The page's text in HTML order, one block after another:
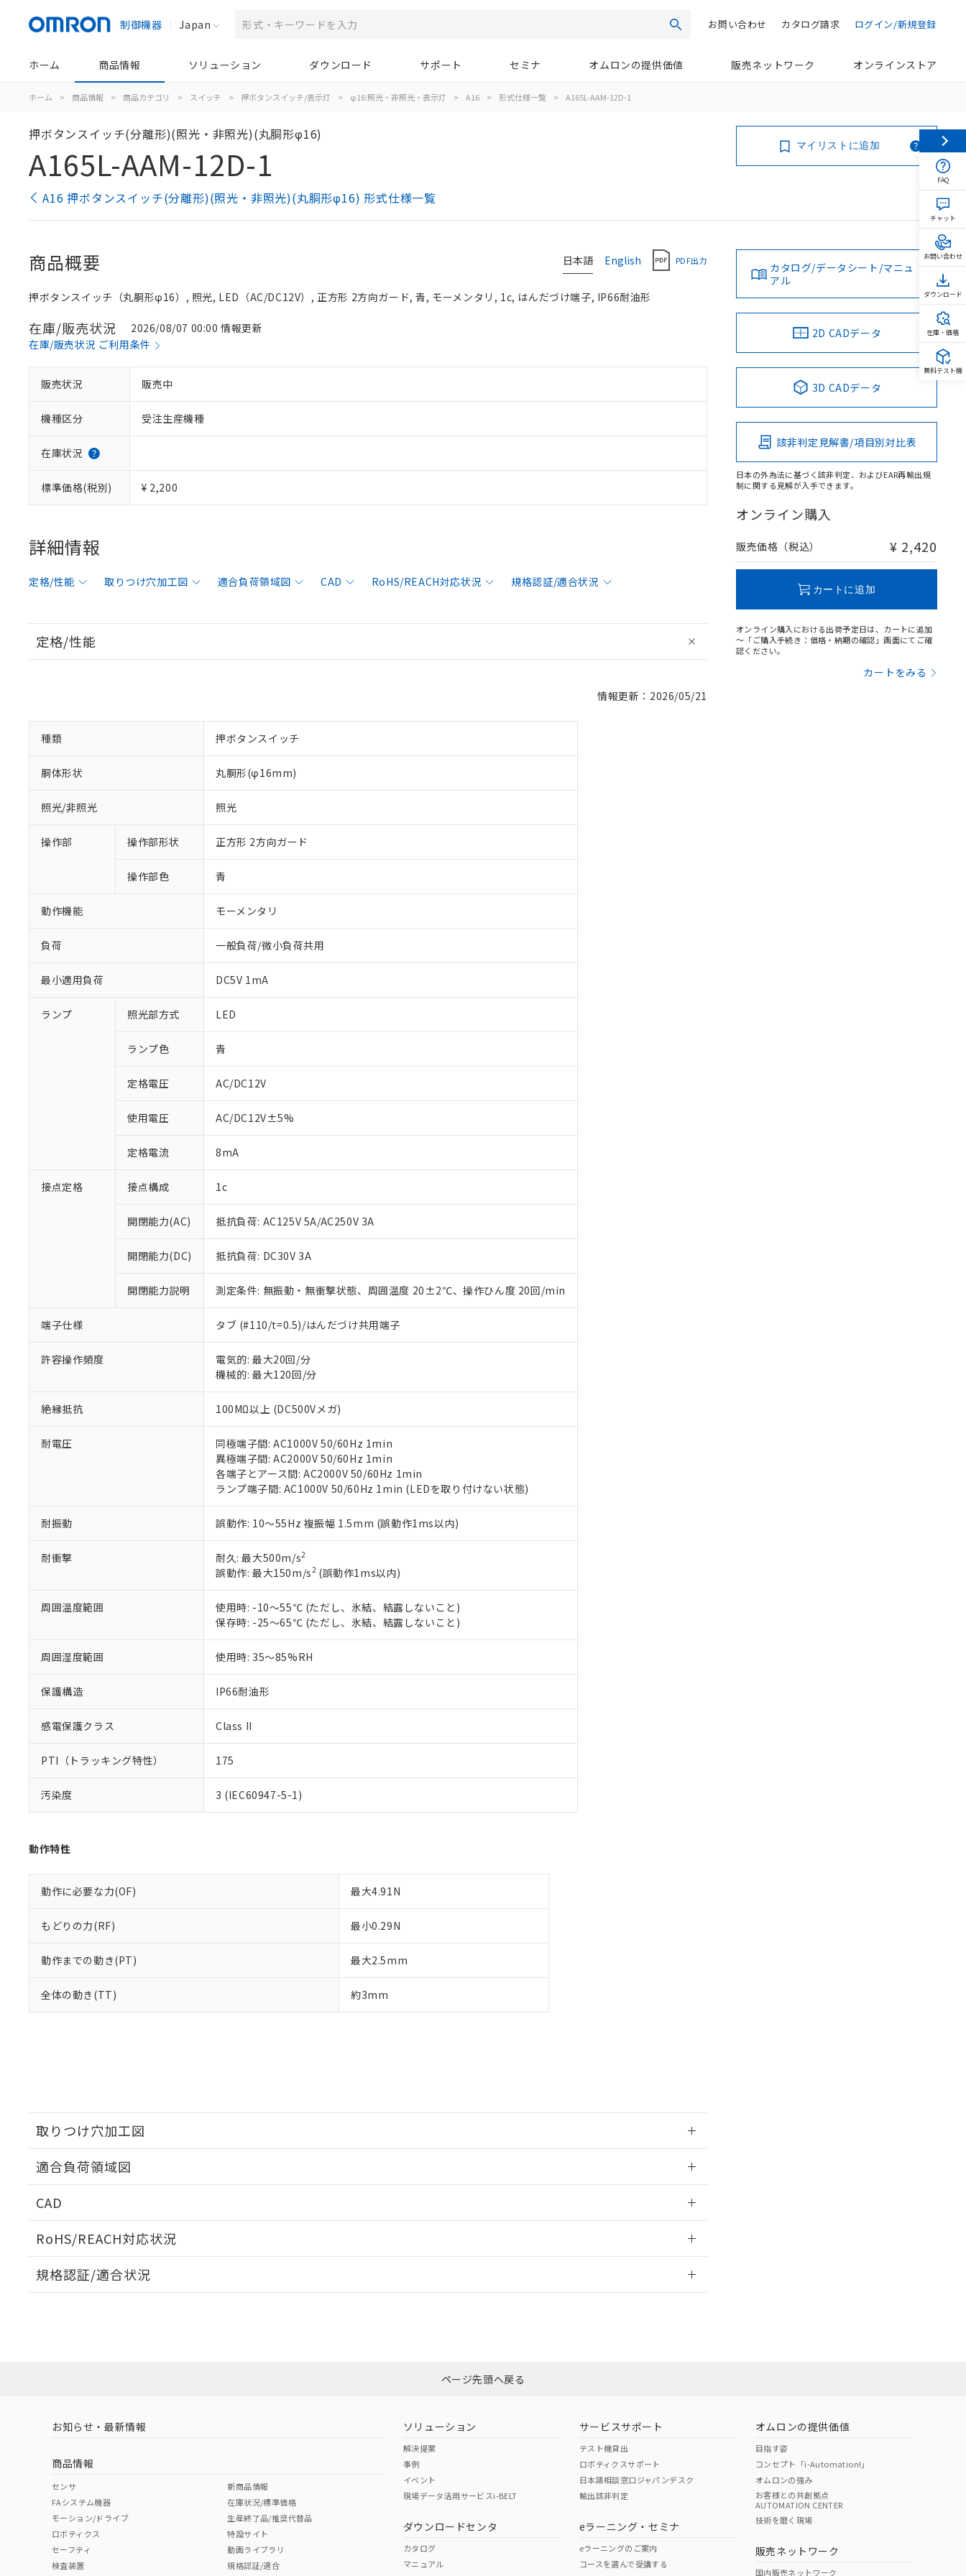
制御機器 Japan 検索 ログイン/新規登録
カタログ請求
お問い合わせ
ホーム 商品情報 ソリューション ダウンロード サポート セミナ オムロンの提供価値 販売ネットワーク オンラインストア
ホーム > 商品情報 > 商品カテゴリ > スイッチ > 押ボタンスイッチ/表示灯 > φ16:照光・非照光・表示灯 > A16 > 形式仕様一覧 > A165L-AAM-12D-1
押ボタンスイッチ(分離形)(照光・非照光)(丸胴形φ16)
A165L-AAM-12D-1
A16 押ボタンスイッチ(分離形)(照光・非照光)(丸胴形φ16) 形式仕様一覧
マイリストに追加
日本語 English PDF出力
商品概要
押ボタンスイッチ（丸胴形φ16）, 照光, LED（AC/DC12V）, 正方形 2方向ガード, 青, モーメンタリ, 1c, はんだづけ端子, IP66耐油形
在庫/販売状況
2026/08/07 00:00 情報更新
在庫/販売状況 ご利用条件
販売状況 販売中
機種区分 受注生産機種
在庫状況
標準価格(税別) ¥ 2,200
詳細情報
定格/性能 取りつけ穴加工図 適合負荷領域図 CAD RoHS/REACH対応状況 規格認証/適合状況
定格/性能
情報更新：2026/05/21
種類 押ボタンスイッチ
胴体形状 丸胴形(φ16mm)
照光/非照光 照光
操作部 操作部形状 正方形 2方向ガード
操作部色 青
動作機能 モーメンタリ
負荷 一般負荷/微小負荷共用
最小適用負荷 DC5V 1mA
ランプ 照光部方式 LED
ランプ色 青
定格電圧 AC/DC12V
使用電圧 AC/DC12V±5%
定格電流 8mA
接点定格 接点構成 1c
開閉能力(AC) 抵抗負荷: AC125V 5A/AC250V 3A
開閉能力(DC) 抵抗負荷: DC30V 3A
開閉能力説明 測定条件: 無振動・無衝撃状態、周囲温度 20±2℃、操作ひん度 20回/min
端子仕様 タブ (#110/t=0.5)/はんだづけ共用端子
許容操作頻度
電気的: 最大20回/分
機械的: 最大120回/分
絶縁抵抗 100MΩ以上 (DC500Vメガ)
耐電圧
同極端子間: AC1000V 50/60Hz 1min
異極端子間: AC2000V 50/60Hz 1min
各端子とアース間: AC2000V 50/60Hz 1min
ランプ端子間: AC1000V 50/60Hz 1min (LEDを取り付けない状態)
耐振動 誤動作: 10～55Hz 複振幅 1.5mm (誤動作1ms以内)
耐衝撃 耐久: 最大500m/s2
誤動作: 最大150m/s2(誤動作1ms以内)
周囲温度範囲
使用時: -10～55℃ (ただし、氷結、結露しないこと)
保存時: -25～65℃ (ただし、氷結、結露しないこと)
周囲湿度範囲 使用時: 35～85%RH
保護構造 IP66耐油形
感電保護クラス Class II
PTI（トラッキング特性） 175
汚染度 3 (IEC60947-5-1)
動作特性
動作に必要な力(OF) 最大4.91N
もどりの力(RF) 最小0.29N
動作までの動き(PT) 最大2.5mm
全体の動き(TT) 約3mm
取りつけ穴加工図
適合負荷領域図
CAD
RoHS/REACH対応状況
EU RoHS 注意事項・凡例
ダウンロードはこちら
中国 RoHS 注意事項・凡例
中国 RoHS表
Pb Hg Cr(VI)
O O
規格認証/適合状況
（イギリス
（ノルウェー
（日本
（アメリカ
この製品の規格認証/適合状況ページへ
その他の認証はこちらのページからご検索ください
カタログ/データシート/マニュ
アル
2D CADデータ
3D CADデータ
該非判定見解書/項目別対比表
日本の外為法に基づく該非判定、およびEAR再輸出規
制に関する見解が入手できます。
オンライン購入
販売価格（税込） ¥ 2,420
カートに追加
オンライン購入における出荷予定日は、カートに追加
～「ご購入手続き：価格・納期の確認」画面にてご確
認ください。
カートをみる
ご利用条件
以下の条件をお読みいただき、同意のうえご利用ください。
本サービスは、当社制御機器事業取扱商品の当社在庫状況および標準価格(税抜)を提供させていただ
当社制御機器事業取扱商品の中には、本サービスの対象外となる商品もあることをご了承ください。
在庫状況および標準価格照会結果は、記載している更新日時点での社内データに基づき作成されるも
のであり、閲覧された時点での実際の在庫および標準価格とは異なる場合があることをご了承くださ
正式な納期状況および標準価格はお客様のお取引先、またはお客様担当のオムロン制御機器販売店・
当社販売員にご相談ください。
オムロン制御機器販売店や当社販売拠点は「
在庫状況および標準価格結果を当社の事前の承諾なく第三者に漏洩または開示しないようお願いしま
す。
マイパーツ機能（部品リスト作成サービス）をご利用いただくには、I-Webメンバーズにご登録され
ている必要があります。
お客様が当ウェブサイト上で当社にご登録された部品リストについて、当社および当社の共同利用者
が、当社の製品・サービスに関するお客様との取引・商談に必要な範囲で利用することをご了承くだ
※当社の共同利用者とは、
いる法人を指します。
※1 対応状況
対応済み：EU RoHS指令（10物質）の非含有に対応した製品が提供可能な商品です。
対応予定：EU RoHS指令（10物質）の非含有に対応した製品に切り替える予定のある商品です。
対応予定なし：EU RoHS指令（10物質）の非含有に非対応の商品で、対応品を出す予定はありません。
非該当品：ライセンス料など無形物で、有害物質有無と関係のない商品です。
仕入先様の事情により、非含有部品としていたものが、含有品と判明した場合などやむを得ず変更すること
があります。
*EU RoHS指令（10物質）：
鉛(Pb) 1000ppm以下、 水銀(Hg) 1000ppm以下、 カドミウム(Cd) 100ppm以下、
六価クロム(Cr(Ⅵ)) 1000ppm以下、ポリ臭化ビフェニル類(PBB) 1000ppm以下、ポリ臭化ジフェニルエーテル類(PBDE) 1000ppm以下、
フタル酸ビス(2-エチルヘキシル) (DEHP)(別名：DOP) 1000ppm以下、フタル酸ブチルベンジル（BBP） 1000ppm以下、フタル酸ジブチ
ル（DBP） 1000ppm以下、フタル酸ジイソブチル (DIBP) 1000ppm以下
但し、RoHS指令で産業用監視および制御機器に対する適用除外項目は除く。
※2 対応予定月
部品在庫の切り替え状況などにより、予定月が前後することがあります。
※3 非含有証明書ダウンロード
下記の非含有証明書をダウンロードすることができます。
EU RoHS指令（10物質）の非含有証明書
※本証明書は発行日時点で非含有を証明するもので、過去に遡って非含有を証明するものではありません。
また、RoHS指令のフタル酸エステル類４物質の対応では、対応完了までの期間は出荷製品に未対応品が
混在することから備考欄に対応日を記載しておりました。
既に当社にて対応品への在庫切替を完了していることから、特段のことがない限り、2022年1月12日よ
り割愛しております。
※1 中国RoHS○×表
「×」：最大均質材料含有率が中国RoHSの基準値を超えていることを示します。
「－」：未確認です。当社販売部門へお問い合わせください。
*中国RoHS10物質の基準値 (GB/T26572)：
Pb(鉛) :1000ppm、 Hg(水銀) : 1000ppm、 Cd(カドミウム) : 100ppm、
Cr(Ⅵ)(六価クロム) : 1000ppm、 PBBs(ポリ臭化ビフェニル類) : 1000ppm、 PBDEs(ポリ臭化ジフェニルエーテル類) : 1000ppm、
DBP(フタル酸ジブチル) : 1000ppm、 DIBP(フタル酸ジイソブチル) : 1000ppm、 BBP(フタル酸ブチルベンジル) : 1000ppm、
DEHP(フタル酸ビス(2-エチルヘキシル)) : 1000ppm
※2 環境保護使用期限
「ｅ」：有害物質（10物質）のすべてが基準値以下であることを示します。
「10」：通常の使用状況下において有害物質が外部に漏えいし、環境に深刻な影響を及ぼさない年数を意
味します。
「－」：未確認です。当社販売部門へお問い合わせください。
当社は、これら貴社製品のうち、外国為替および外国貿易法に定める商品（以下｢規制貨物等」とい
う）を輸出または国外への提供する場合は、日本国政府の輸出許可(または役務取引許可)を取得する
などの必要な手続きをとります。
当社は規制貨物を破棄する場合は、完全に破砕するなど、違法に輸出されないよう必要な手段を講じ
置等に一切使用いたしません。
当社は、貴社製品を第三者に販売する場合は、上記1、2および3の内容を当該第三者に通知します。
また当社は、販売先および販売に係わる関係者が違法に輸出するおそれがある場合は、取り引きをい
たしません。
記
号
説明
○ 一定数以上の在庫あり
△ 一定数には満たないが在庫あり
－
在庫なし(最新の在庫状況については、お客様のお取引先、またはお客様担当のオムロン制御
機器販売店・当社販売員にご確認ください)
白
ページ先頭へ戻る
お知らせ・最新情報
商品情報
センサ
FAシステム機器
モーション/ドライブ
ロボティクス
セーフティ
検査装置
新商品情報
在庫状況/標準価格
生産終了品/推奨代替品
特設サイト
動画ライブラリ
規格認証/適合
ソリューション
解決提案
事例
イベント
現場データ活用サービスi-BELT
ダウンロードセンタ
カタログ
マニュアル
サービスサポート
テスト機貸出
ロボティクスサポート
日本語相談窓口ジャパンデスク
輸出該非判定
eラーニング・セミナ
eラーニングのご案内
コースを選んで受講する
オムロンの提供価値
目指す姿
コンセプト「i-Automation!」
オムロンの強み
お客様との共創拠点
AUTOMATION CENTER
技術を磨く現場
販売ネットワーク
国内販売ネットワーク
FAQ
チャット
お問い合わせ
ダウンロード
在庫・価格
無料テスト機